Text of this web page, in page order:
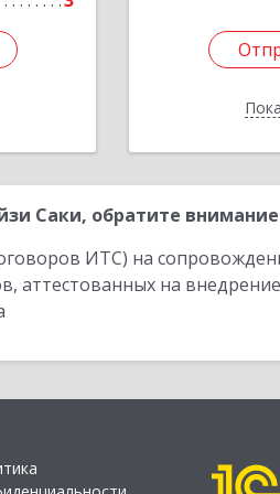
Саки, обратите внимание
ИТС) на
аттестованных на